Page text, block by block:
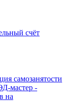
счёт
самозанятости
мастер -
на